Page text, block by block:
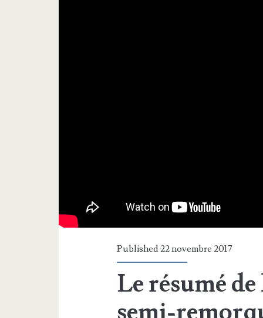
Published 22 novembre 2017
Le résumé